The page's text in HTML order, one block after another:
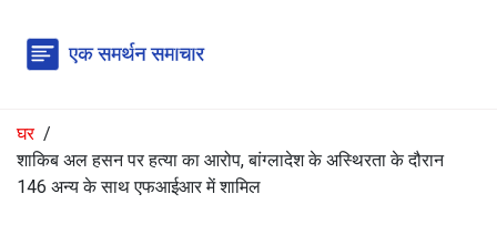
घर
शाकिब अल हसन पर हत्या का आरोप, बांग्लादेश के अस्थिरता के दौरान
146 अन्य के साथ एफआईआर में शामिल